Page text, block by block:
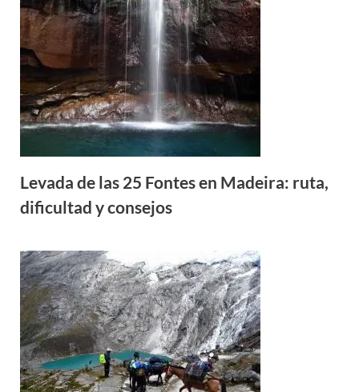
Levada de las 25 Fontes en Madeira: ruta,
dificultad y consejos